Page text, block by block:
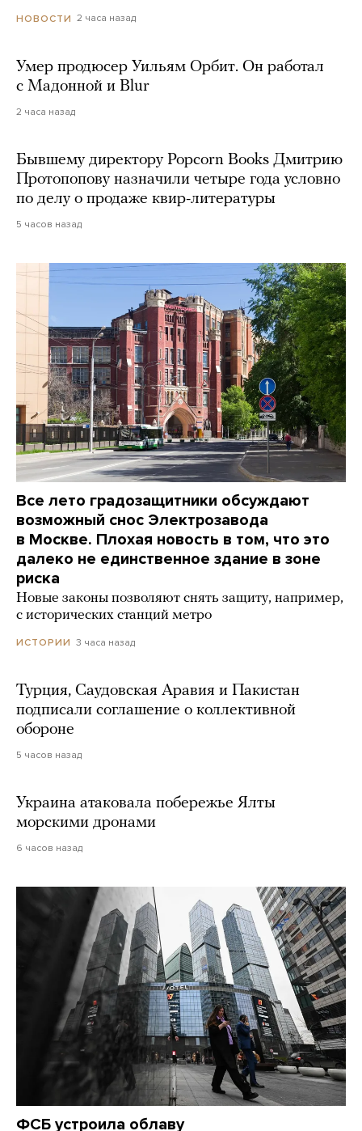
НОВОСТИ 2 часа назад
Умер продюсер Уильям Орбит. Он работал
с Мадонной и Blur
2 часа назад
Бывшему директору Popcorn Books Дмитрию
Протопопову назначили четыре года условно
по делу о продаже квир-литературы
5 часов назад
Все лето градозащитники обсуждают
возможный снос Электрозавода
в Москве. Плохая новость в том, что это
далеко не единственное здание в зоне
риска
Новые законы позволяют снять защиту, например,
с исторических станций метро
ИСТОРИИ 3 часа назад
Турция, Саудовская Аравия и Пакистан
подписали соглашение о коллективной
обороне
5 часов назад
Украина атаковала побережье Ялты
морскими дронами
6 часов назад
ФСБ устроила облаву